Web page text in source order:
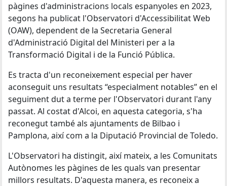
pàgines d'administracions locals espanyoles en 2023,
segons ha publicat l'Observatori d'Accessibilitat Web
(OAW), dependent de la Secretaria General
d'Administració Digital del Ministeri per a la
Transformació Digital i de la Funció Pública.
Es tracta d'un reconeixement especial per haver
aconseguit uns resultats “especialment notables” en el
seguiment dut a terme per l'Observatori durant l'any
passat. Al costat d'Alcoi, en aquesta categoria, s'ha
reconegut també als ajuntaments de Bilbao i
Pamplona, així com a la Diputació Provincial de Toledo.
L'Observatori ha distingit, així mateix, a les Comunitats
Autònomes les pàgines de les quals van presentar
millors resultats. D'aquesta manera, es reconeix a